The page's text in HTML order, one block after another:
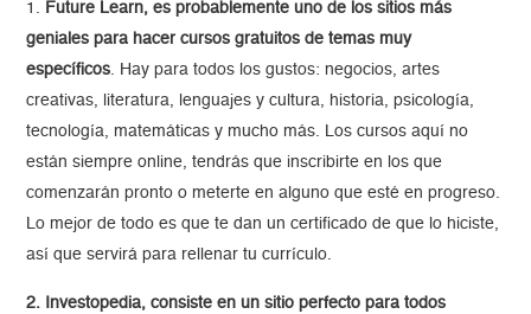
1. Future Learn, es probablemente uno de los sitios más
geniales para hacer cursos gratuitos de temas muy
específicos. Hay para todos los gustos: negocios, artes
creativas, literatura, lenguajes y cultura, historia, psicología,
tecnología, matemáticas y mucho más. Los cursos aquí no
están siempre online, tendrás que inscribirte en los que
comenzarán pronto o meterte en alguno que esté en progreso.
Lo mejor de todo es que te dan un certificado de que lo hiciste,
así que servirá para rellenar tu currículo.
2. Investopedia, consiste en un sitio perfecto para todos